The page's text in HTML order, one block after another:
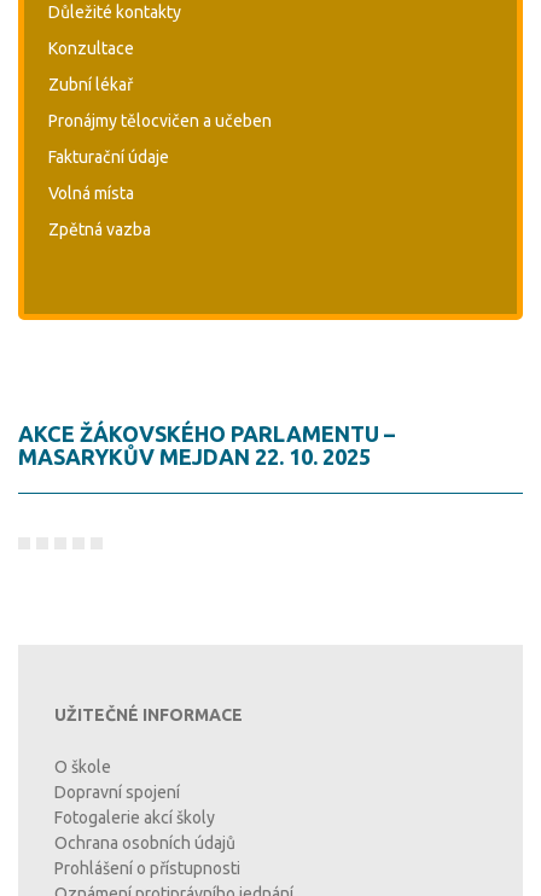
Důležité kontakty
Konzultace
Zubní lékař
Pronájmy tělocvičen a učeben
Fakturační údaje
Volná místa
Zpětná vazba
AKCE ŽÁKOVSKÉHO PARLAMENTU –
MASARYKŮV MEJDAN 22. 10. 2025
UŽITEČNÉ INFORMACE
O škole
Dopravní spojení
Fotogalerie akcí školy
Ochrana osobních údajů
Prohlášení o přístupnosti